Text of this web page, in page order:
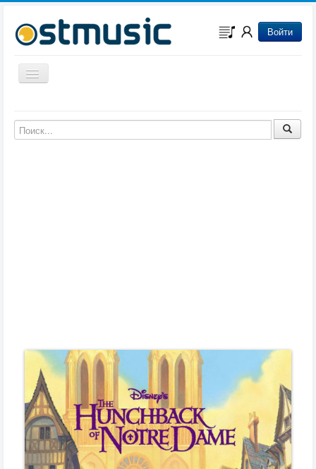
Войти
Включить/выключить навигацию
Музыка из мультфильмов
Музыка из сериалов